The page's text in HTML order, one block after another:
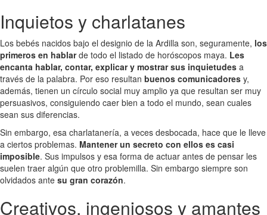
Inquietos y charlatanes
Los bebés nacidos bajo el designio de la Ardilla son, seguramente, los
primeros en hablarde todo el listado de horóscopos maya. Les
encanta hablar, contar, explicar y mostrar sus inquietudes a
través de la palabra. Por eso resultan buenos comunicadores y,
además, tienen un círculo social muy amplio ya que resultan ser muy
persuasivos, consiguiendo caer bien a todo el mundo, sean cuales
sean sus diferencias.
Sin embargo, esa charlatanería, a veces desbocada, hace que le lleve
a ciertos problemas. Mantener un secreto con ellos es casi
imposible. Sus impulsos y esa forma de actuar antes de pensar les
suelen traer algún que otro problemilla. Sin embargo siempre son
olvidados ante su gran corazón.
Creativos, ingeniosos y amantes